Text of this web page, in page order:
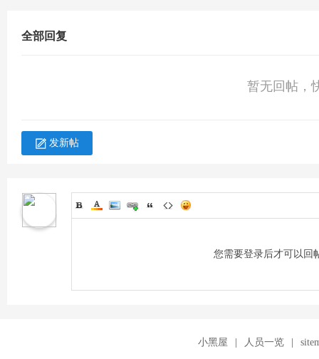
全部回复
暂无回帖，
发新帖
您需要登录后才可以回
小黑屋 人员一览